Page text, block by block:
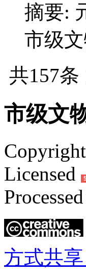
摘要:
市级文
共157条
市级文
Licensed
方式共